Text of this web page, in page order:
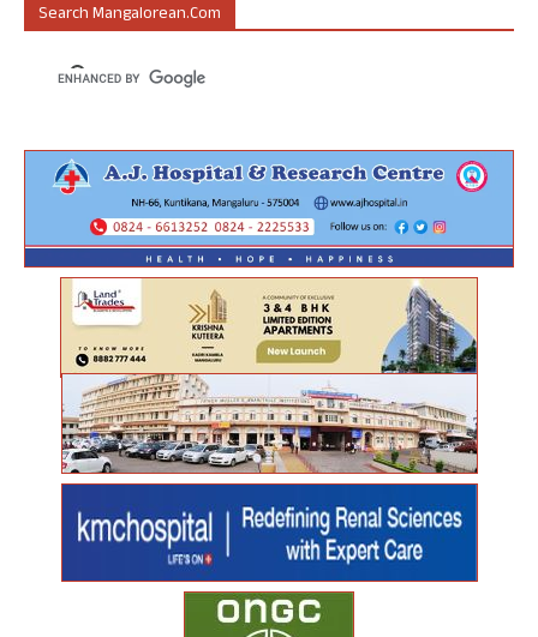
Search Mangalorean.com